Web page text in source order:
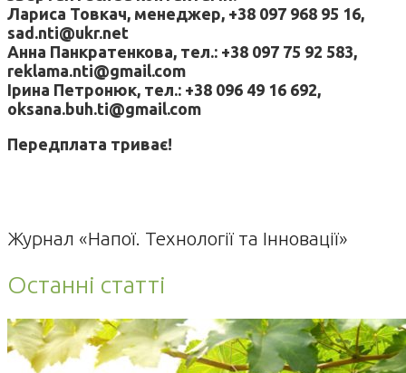
Лариса Товкач, менеджер, +38 097 968 95 16,
sad.nti@ukr.net
Анна Панкратенкова, тел.: +38 097 75 92 583,
reklama.nti@gmail.com
Ірина Петронюк, тел.: +38 096 49 16 692,
oksana.buh.ti@gmail.com
Передплата триває!
Журнал «Напої. Технології та Інновації»
Останні статті